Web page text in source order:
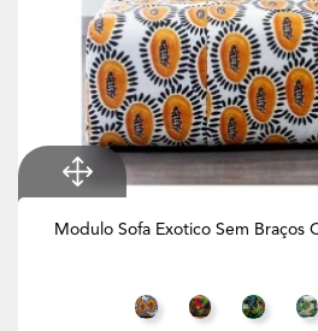
Modulo Sofa Exotico Sem Braços
Papaya beige
Tucan caqui
Exotic